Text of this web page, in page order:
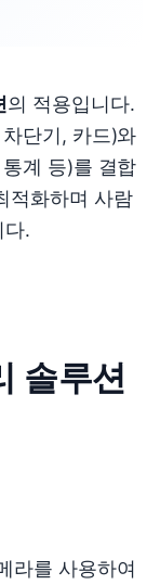
의 적용입니다.
단기, 카드)와
계 등)를 결합
적화하며 사람
다.
솔루션
라를 사용하여